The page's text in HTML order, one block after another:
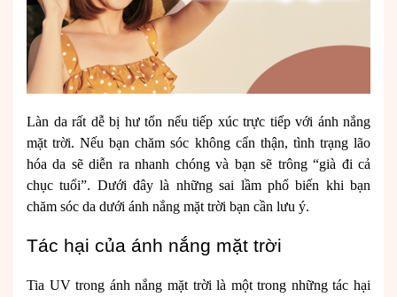
Làn da rất dễ bị hư tổn nếu tiếp xúc trực tiếp với ánh nắng
mặt trời. Nếu bạn chăm sóc không cẩn thận, tình trạng lão
hóa da sẽ diễn ra nhanh chóng và bạn sẽ trông “già đi cả
chục tuổi”. Dưới đây là những sai lầm phổ biến khi bạn
chăm sóc da dưới ánh nắng mặt trời bạn cần lưu ý.
Tác hại của ánh nắng mặt trời
Tia UV trong ánh nắng mặt trời là một trong những tác hại